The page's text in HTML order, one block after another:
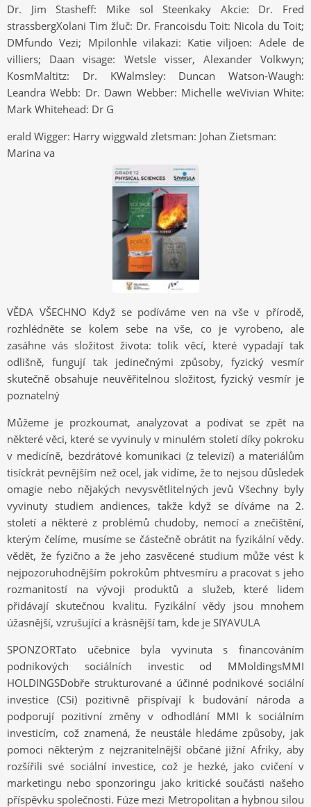
Dr. Jim Stasheff: Mike sol Steenkaky Akcie: Dr. Fred
strassbergXolani Tim žluč: Dr. Francoisdu Toit: Nicola du Toit;
DMfundo Vezi; Mpilonhle vilakazi: Katie viljoen: Adele de
villiers; Daan visage: Wetsle visser, Alexander Volkwyn;
KosmMaltitz: Dr. KWalmsley: Duncan Watson-Waugh:
Leandra Webb: Dr. Dawn Webber: Michelle weVivian White:
Mark Whitehead: Dr G
erald Wigger: Harry wiggwald zletsman: Johan Zietsman:
Marina va
VĚDA VŠECHNO Když se podíváme ven na vše v přírodě,
rozhlédněte se kolem sebe na vše, co je vyrobeno, ale
zasáhne vás složitost života: tolik věcí, které vypadají tak
odlišně, fungují tak jedinečnými způsoby, fyzický vesmír
skutečně obsahuje neuvěřitelnou složitost, fyzický vesmír je
poznatelný
Můžeme je prozkoumat, analyzovat a podívat se zpět na
některé věci, které se vyvinuly v minulém století díky pokroku
v medicíně, bezdrátové komunikaci (z televizí) a materiálům
tisíckrát pevnějším než ocel, jak vidíme, že to nejsou důsledek
omagie nebo nějakých nevysvětlitelných jevů Všechny byly
vyvinuty studiem andiences, takže když se díváme na 2.
století a některé z problémů chudoby, nemocí a znečištění,
kterým čelíme, musíme se částečně obrátit na fyzikální vědy.
vědět, že fyzično a že jeho zasvěcené studium může vést k
nejpozoruhodnějším pokrokům phtvesmíru a pracovat s jeho
rozmanitostí na vývoji produktů a služeb, které lidem
přidávají skutečnou kvalitu. Fyzikální vědy jsou mnohem
úžasnější, vzrušující a krásnější tam, kde je SIYAVULA
SPONZORTato učebnice byla vyvinuta s financováním
podnikových sociálních investic od MMoldingsMMI
HOLDINGSDobře strukturované a účinné podnikové sociální
investice (CSi) pozitivně přispívají k budování národa a
podporují pozitivní změny v odhodlání MMI k sociálním
investicím, což znamená, že neustále hledáme způsoby, jak
pomoci některým z nejzranitelnější občané jižní Afriky, aby
rozšířili své sociální investice, což je hezké, jako cvičení v
marketingu nebo sponzoringu jako kritické součásti našeho
příspěvku společnosti. Fúze mezi Metropolitan a hybnou silou